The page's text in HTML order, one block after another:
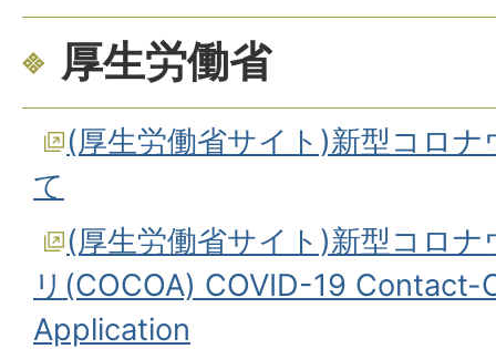
厚生労働省
(厚生労働省サイト)新型コロ
て
(厚生労働省サイト)新型コロ
リ(COCOA) COVID-19
Application